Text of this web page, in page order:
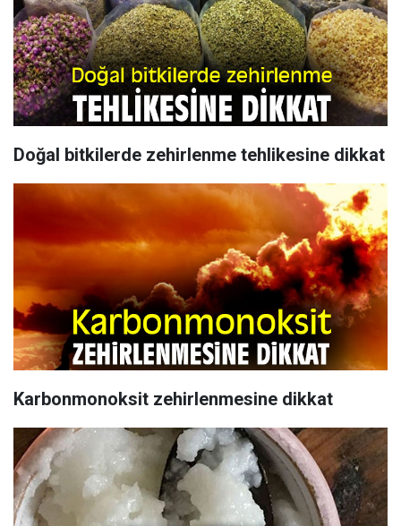
Doğal bitkilerde zehirlenme tehlikesine dikkat
Karbonmonoksit zehirlenmesine dikkat